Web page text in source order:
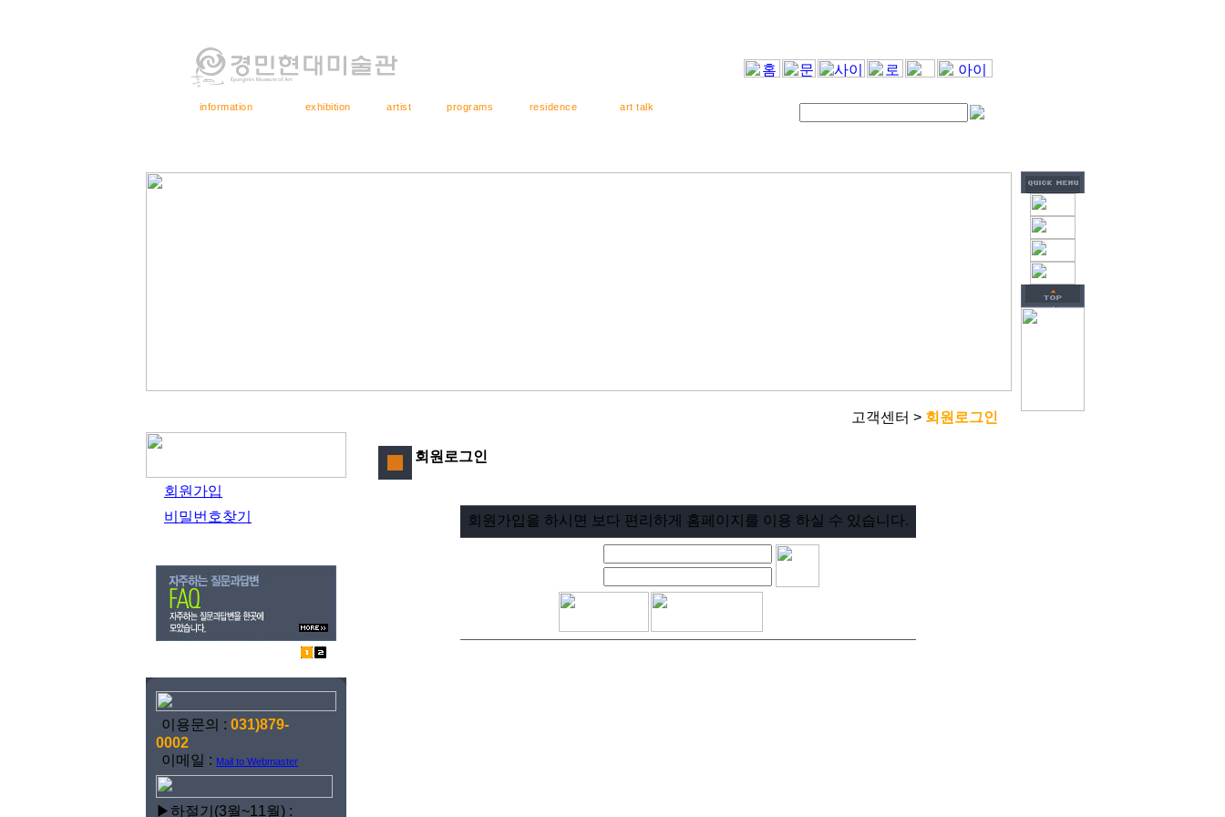
information exhibition artist programs residence art talk
고객센터 > 회원로그인
회원가입
비밀번호찾기
이용문의 : 031)879-
0002
이메일 : Mail to Webmaster
▶하절기(3월~11월) :
회원로그인
회원가입을 하시면 보다 편리하게 홈페이지를 이용 하실 수 있습니다.